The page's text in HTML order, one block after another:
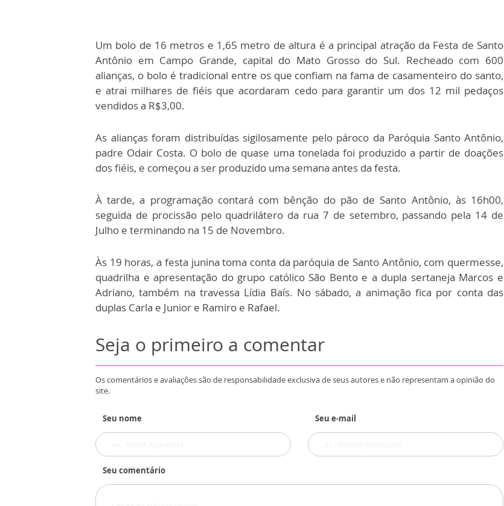
Um bolo de 16 metros e 1,65 metro de altura é a principal atração da Festa de Santo
Antônio em Campo Grande, capital do Mato Grosso do Sul. Recheado com 600
alianças, o bolo é tradicional entre os que confiam na fama de casamenteiro do santo,
e atrai milhares de fiéis que acordaram cedo para garantir um dos 12 mil pedaços
vendidos a R$3,00.
As alianças foram distribuídas sigilosamente pelo pároco da Paróquia Santo Antônio,
padre Odair Costa. O bolo de quase uma tonelada foi produzido a partir de doações
dos fiéis, e começou a ser produzido uma semana antes da festa.
À tarde, a programação contará com bênção do pão de Santo Antônio, às 16h00,
seguida de procissão pelo quadrilátero da rua 7 de setembro, passando pela 14 de
Julho e terminando na 15 de Novembro.
Às 19 horas, a festa junina toma conta da paróquia de Santo Antônio, com quermesse,
quadrilha e apresentação do grupo católico São Bento e a dupla sertaneja Marcos e
Adriano, também na travessa Lídia Baís. No sábado, a animação fica por conta das
duplas Carla e Junior e Ramiro e Rafael.
Seja o primeiro a comentar
Os comentários e avaliações são de responsabilidade exclusiva de seus autores e não representam a opinião do
site.
Seu nome Seu e-mail
Seu comentário